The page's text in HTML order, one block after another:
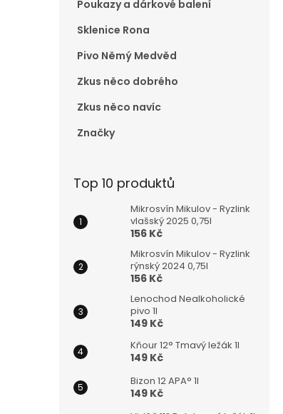
Poukazy a dárkové balení
Sklenice Rona
Pivo Němý Medvěd
Zkus něco dobrého
Zkus něco navíc
Značky
Top 10 produktů
Mikrosvín Mikulov - Ryzlink
vlašský 2025 0,75l
156 Kč
Mikrosvín Mikulov - Ryzlink
rýnský 2024 0,75l
156 Kč
Lenochod Nealkoholické
pivo 1l
149 Kč
Kňour 12° Tmavý ležák 1l
149 Kč
Bizon 12 APA° 1l
149 Kč